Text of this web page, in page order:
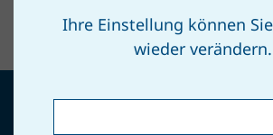
Ihre Einstellung können
wieder verändern.